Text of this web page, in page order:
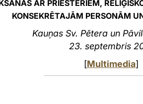
AR PRIESTERIEM,
KONSEKRĒTAJĀM PERSONĀM
Kauņas Sv. Pētera un
23. septembris
[Multimedia]